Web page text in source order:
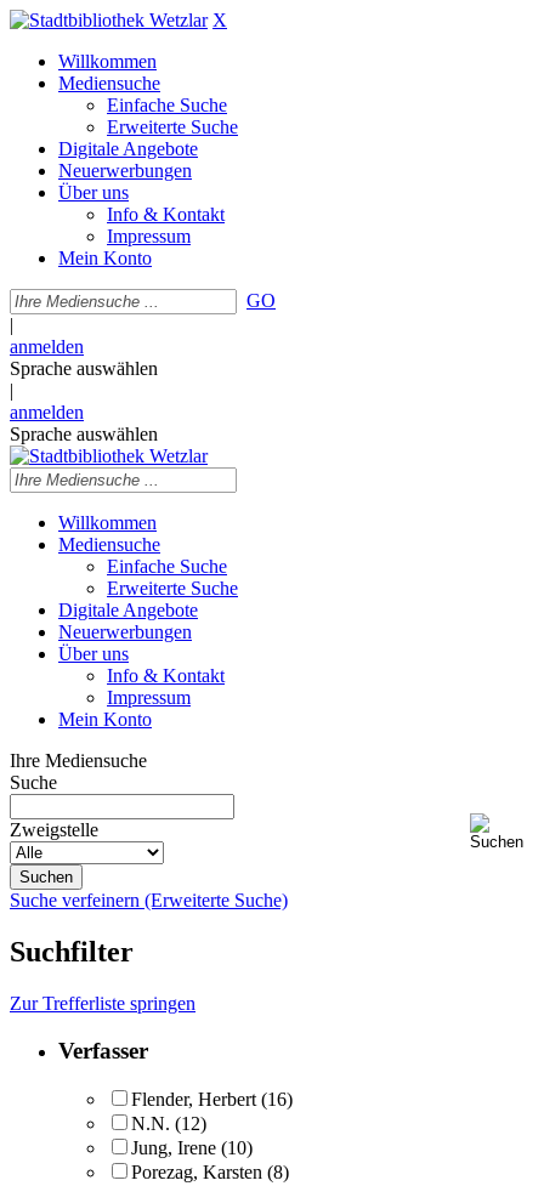
X
Willkommen
Mediensuche
Einfache Suche
Erweiterte Suche
Digitale Angebote
Neuerwerbungen
Über uns
Info & Kontakt
Impressum
Mein Konto
GO
|
anmelden
Sprache auswählen
|
anmelden
Sprache auswählen
Willkommen
Mediensuche
Einfache Suche
Erweiterte Suche
Digitale Angebote
Neuerwerbungen
Über uns
Info & Kontakt
Impressum
Mein Konto
Ihre Mediensuche
Suche
Zweigstelle
Suche verfeinern (Erweiterte Suche)
Suchfilter
Zur Trefferliste springen
Verfasser
Flender, Herbert (16)
N.N. (12)
Jung, Irene (10)
Porezag, Karsten (8)